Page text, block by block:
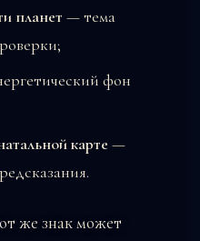
планет — тема
фон
карте —
же знак может